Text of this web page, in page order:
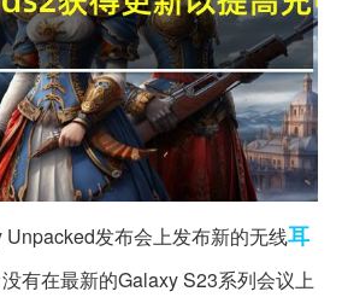
发布会上发布新的无线耳
有在最新的Galaxy S23系列会议上